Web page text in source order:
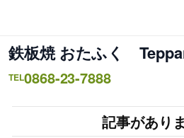
を
ス
キ
鉄板焼 おたふく
TEL0868-23-7888
記事があり